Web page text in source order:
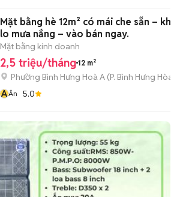
Mặt bằng hè 12m² có mái che sẵn –
lo mưa nắng – vào bán ngay.
Mặt bằng kinh doanh
2,5 triệu/tháng 12 m²
Phường Bình Hưng Hoà A (P. Bình Hưng Hòa
ÂÂn 5.0